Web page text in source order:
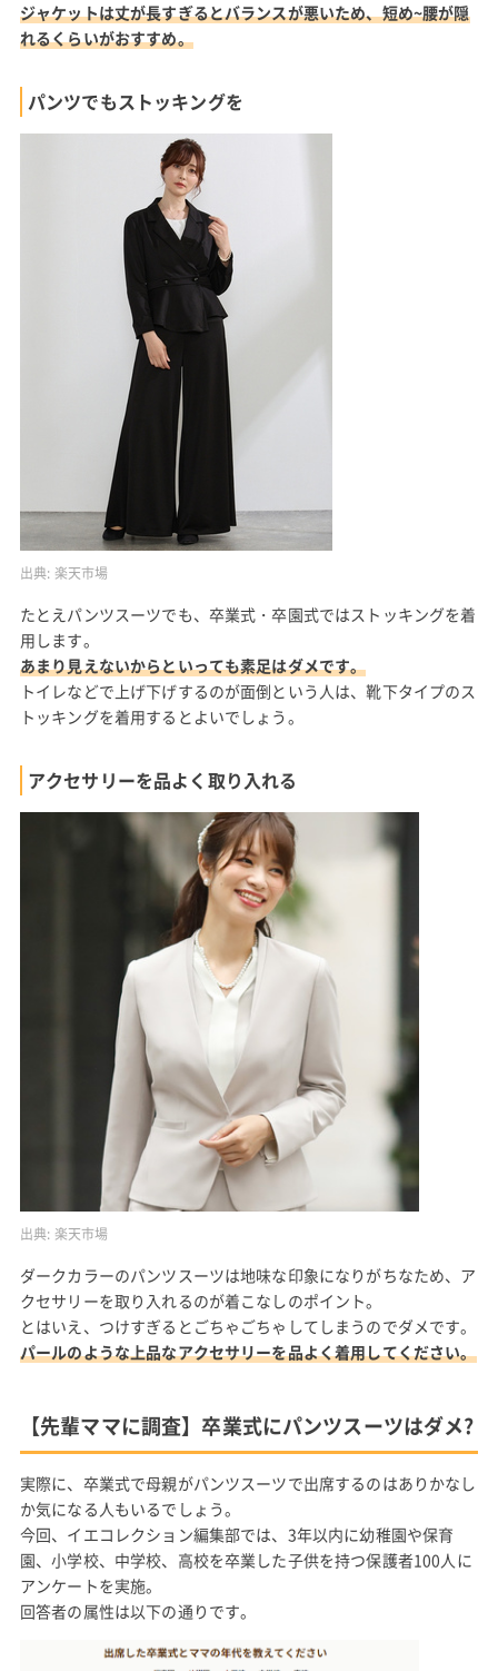
ジャケットは丈が長すぎるとバランスが悪いため、短め~腰が隠
れるくらいがおすすめ。
パンツでもストッキングを
出典: 楽天市場
たとえパンツスーツでも、卒業式・卒園式ではストッキングを着
用します。
あまり見えないからといっても素足はダメです。
トイレなどで上げ下げするのが面倒という人は、靴下タイプのス
トッキングを着用するとよいでしょう。
アクセサリーを品よく取り入れる
出典: 楽天市場
ダークカラーのパンツスーツは地味な印象になりがちなため、ア
クセサリーを取り入れるのが着こなしのポイント。
とはいえ、つけすぎるとごちゃごちゃしてしまうのでダメです。
パールのような上品なアクセサリーを品よく着用してください。
【先輩ママに調査】卒業式にパンツスーツはダメ?
実際に、卒業式で母親がパンツスーツで出席するのはありかなし
か気になる人もいるでしょう。
今回、イエコレクション編集部では、3年以内に幼稚園や保育
園、小学校、中学校、高校を卒業した子供を持つ保護者100人に
アンケートを実施。
回答者の属性は以下の通りです。